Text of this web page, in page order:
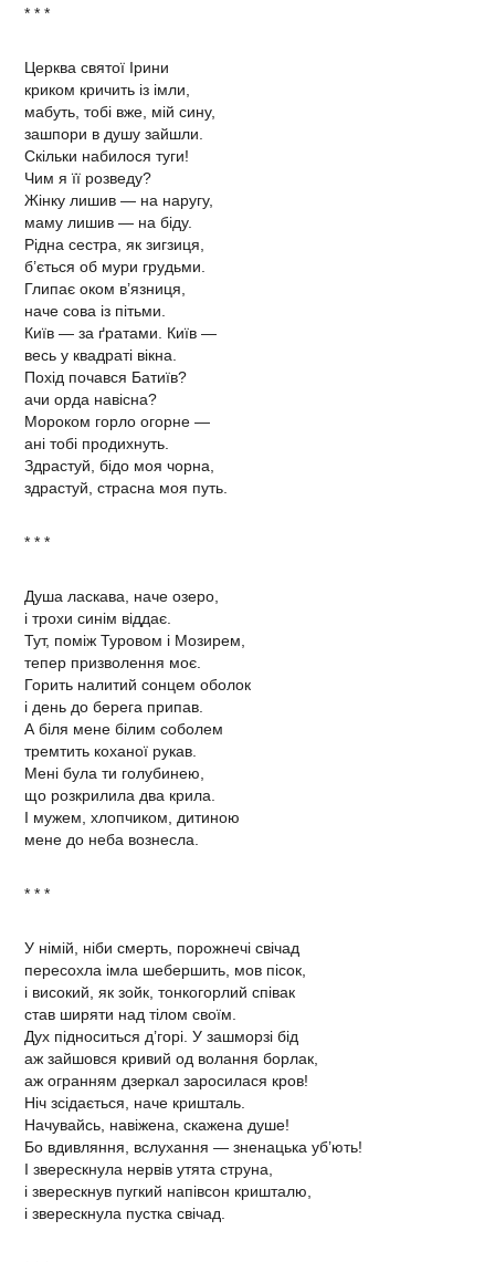
* * *
Церква святої Ірини
криком кричить із імли,
мабуть, тобі вже, мій сину,
зашпори в душу зайшли.
Скільки набилося туги!
Чим я її розведу?
Жінку лишив — на наругу,
маму лишив — на біду.
Рідна сестра, як зигзиця,
б’ється об мури грудьми.
Глипає оком в’язниця,
наче сова із пітьми.
Київ — за ґратами. Київ —
весь у квадраті вікна.
Похід почався Батиїв?
ачи орда навісна?
Мороком горло огорне —
ані тобі продихнуть.
Здрастуй, бідо моя чорна,
здрастуй, страсна моя путь.
* * *
Душа ласкава, наче озеро,
і трохи синім віддає.
Тут, поміж Туровом і Мозирем,
тепер призволення моє.
Горить налитий сонцем оболок
і день до берега припав.
А біля мене білим соболем
тремтить коханої рукав.
Мені була ти голубинею,
що розкрилила два крила.
І мужем, хлопчиком, дитиною
мене до неба вознесла.
* * *
У німій, ніби смерть, порожнечі свічад
пересохла імла шебершить, мов пісок,
і високий, як зойк, тонкогорлий співак
став ширяти над тілом своїм.
Дух підноситься д’горі. У зашморзі бід
аж зайшовся кривий од волання борлак,
аж огранням дзеркал заросилася кров!
Ніч зсідається, наче кришталь.
Начувайсь, навіжена, скажена душе!
Бо вдивляння, вслухання — зненацька уб’ють!
І зверескнула нервів утята струна,
і зверескнув пугкий напівсон кришталю,
і зверескнула пустка свічад.